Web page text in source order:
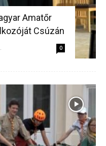
Amatőr
Csúzán
0